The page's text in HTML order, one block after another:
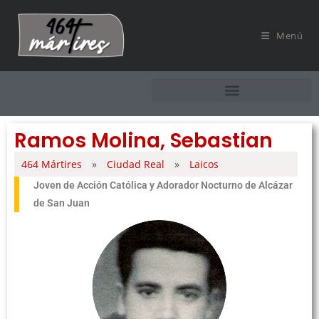
Menú
Ramos Molina, Sebastian
464 Mártires » Ciudad Real » Laicos
Joven de Acción Católica y Adorador Nocturno de Alcázar
de San Juan